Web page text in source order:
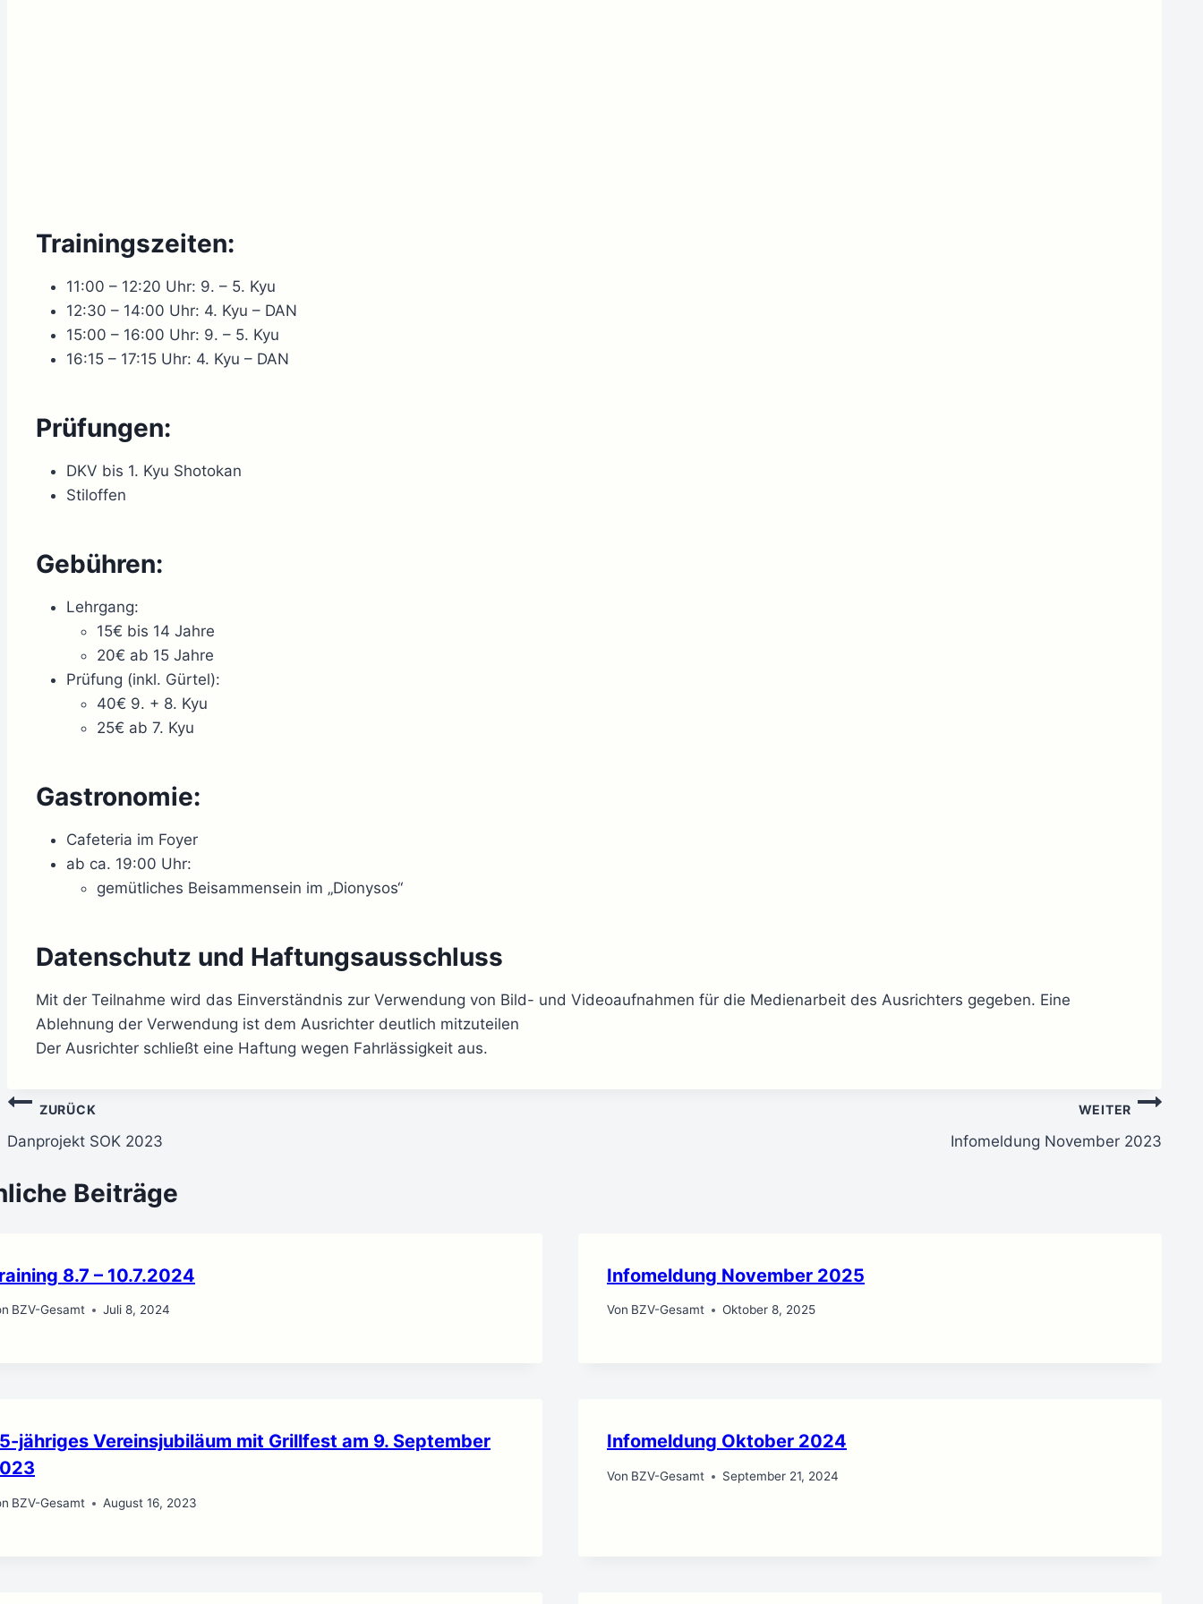
Trainingszeiten:
11:00 – 12:20 Uhr: 9. – 5. Kyu
12:30 – 14:00 Uhr: 4. Kyu – DAN
15:00 – 16:00 Uhr: 9. – 5. Kyu
16:15 – 17:15 Uhr: 4. Kyu – DAN
Prüfungen:
DKV bis 1. Kyu Shotokan
Stiloffen
Gebühren:
Lehrgang:
15€ bis 14 Jahre
20€ ab 15 Jahre
Prüfung (inkl. Gürtel):
40€ 9. + 8. Kyu
25€ ab 7. Kyu
Gastronomie:
Cafeteria im Foyer
ab ca. 19:00 Uhr:
gemütliches Beisammensein im „Dionysos“
Datenschutz und Haftungsausschluss
Mit der Teilnahme wird das Einverständnis zur Verwendung von Bild- und Videoaufnahmen für die Medienarbeit des Ausrichters gegeben. Eine
Ablehnung der Verwendung ist dem Ausrichter deutlich mitzuteilen
Der Ausrichter schließt eine Haftung wegen Fahrlässigkeit aus.
Beitragsnavigation
ZURÜCK
Danprojekt SOK 2023
WEITER
Infomeldung November 2023
Beiträge
8.7 – 10.7.2024
BZV-Gesamt Juli 8, 2024
Infomeldung November 2025
Von BZV-Gesamt Oktober 8, 2025
jähriges Vereinsjubiläum mit Grillfest am 9. September
BZV-Gesamt August 16, 2023
Infomeldung Oktober 2024
Von BZV-Gesamt September 21, 2024